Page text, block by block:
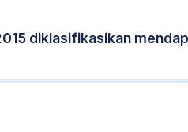
diklasifikasikan